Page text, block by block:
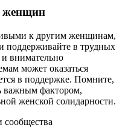
женщин
к другим женщинам,
поддерживайте в трудных
внимательно
может оказаться
в поддержке. Помните,
важным фактором,
женской солидарности.
сообщества